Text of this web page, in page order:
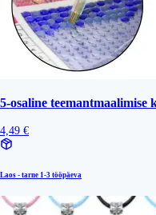
5-osaline teemantmaalimise
4,49 €
Laos - tarne 1-3 tööpäeva